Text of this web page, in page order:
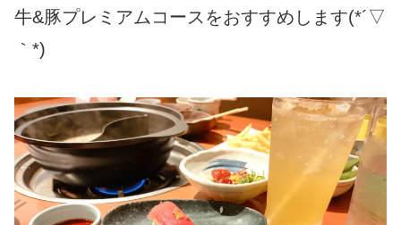
牛&豚プレミアムコースをおすすめします(*´▽
｀*)